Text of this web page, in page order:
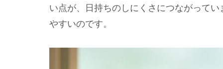
い点が、日持ちのしにくさにつながって
やすいのです。